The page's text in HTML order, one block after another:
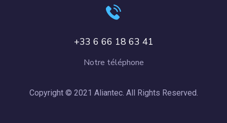
+33 6 66 18 63 41
Notre téléphone
Copyright © 2021 Aliantec. All Rights Reserved.